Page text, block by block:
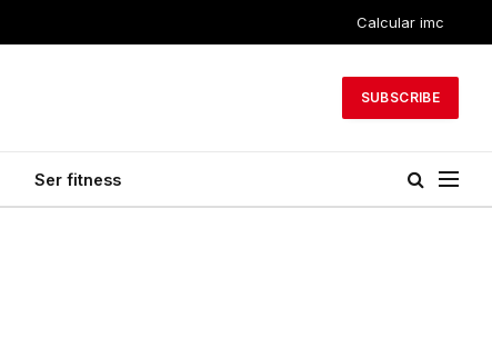
Calcular imc
SUBSCRIBE
Ser fitness